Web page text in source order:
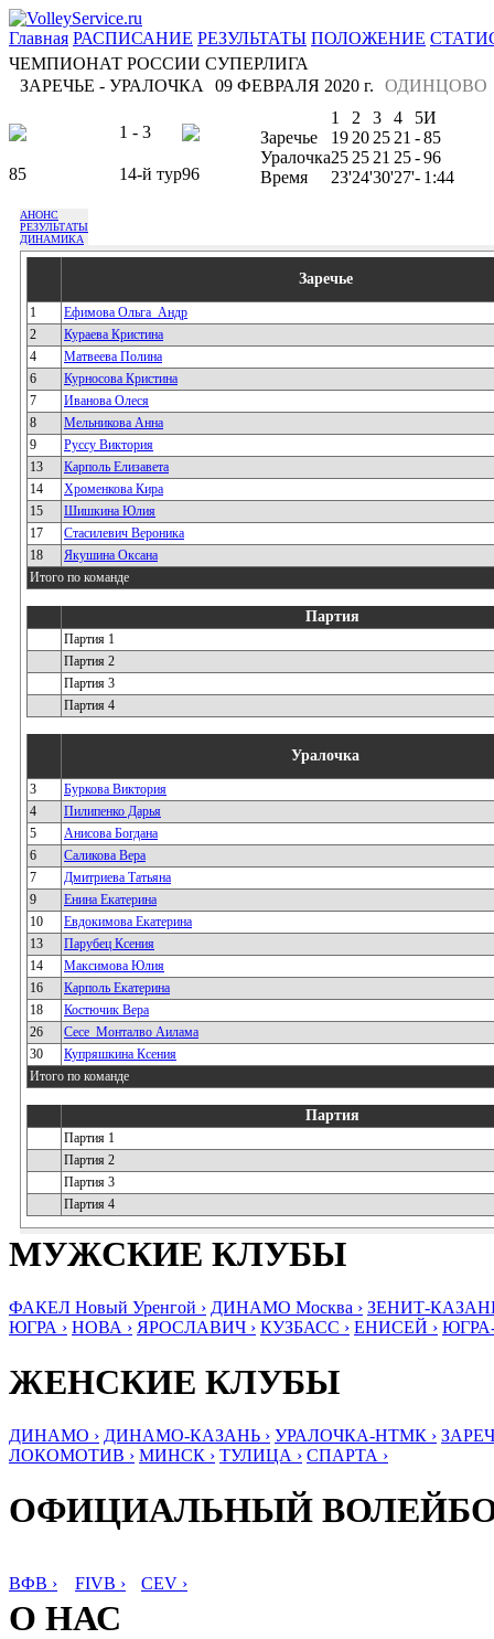
Главная РАСПИСАНИЕ РЕЗУЛЬТАТЫ ПОЛОЖЕНИЕ
ЧЕМПИОНАТ РОССИИ СУПЕРЛИГА
ЗАРЕЧЬЕ - УРАЛОЧКА
ОДИНЦОВО
09 ФЕВРАЛЯ 2020 г.
1 - 3
85 14-й тур96
1 2 3 4 5И
Заречье
19 20 25 21 -85
Уралочка25 25 21 25-96
Время
23'24'30'27'- 1:44
АНОНС
РЕЗУЛЬТАТЫ
ДИНАМИКА
Заречье
1
Ефимова Ольга_Андр
2
Кураева Кристина
4
Матвеева Полина
6
Курносова Кристина
7
Иванова Олеся
8
Мельникова Анна
9
Руссу Виктория
13
Карполь Елизавета
14
Хроменкова Кира
15
Шишкина Юлия
17
Стасилевич Вероника
18
Якушина Оксана
Итого по команде
Партия
Партия 1
Партия 2
Партия 3
Партия 4
Уралочка
3
Буркова Виктория
4
Пилипенко Дарья
5
Анисова Богдана
6
Саликова Вера
7
Дмитриева Татьяна
9
Енина Екатерина
10
Евдокимова Екатерина
13
Парубец Ксения
14
Максимова Юлия
16
Карполь Екатерина
18
Костючик Вера
26
Сесе_Монталво Аилама
30
Купряшкина Ксения
Итого по команде
Партия
Партия 1
Партия 2
Партия 3
Партия 4
МУЖСКИЕ КЛУБЫ
ФАКЕЛ Новый Уренгой › ДИНАМО Москва › ЗЕНИТ-
ЮГРА › НОВА › ЯРОСЛАВИЧ › КУЗБАСС › ЕНИСЕЙ ›
ЖЕНСКИЕ КЛУБЫ
ДИНАМО › ДИНАМО-КАЗАНЬ › УРАЛОЧКА-НТМК ›
ЛОКОМОТИВ › МИНСК › ТУЛИЦА › СПАРТА ›
ОФИЦИАЛЬНЫЙ
ВФВ › FIVB › CEV ›
О НАС